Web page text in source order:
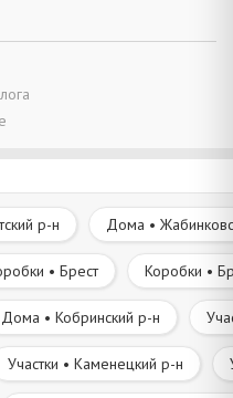
р-н Дома •
• Брест Коробки •
Дома • Кобринский р-н
Участки • Каменецкий р-н